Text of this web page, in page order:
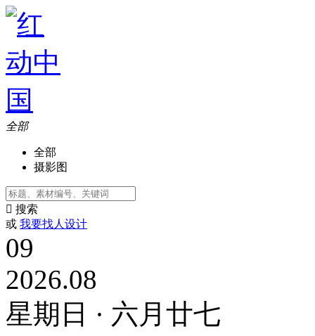
全部
全部
摄影图
 搜索
或 我要找人设计
09
2026.08
星期日 · 六月廿七